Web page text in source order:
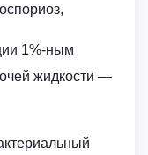
1%-ным
жидкости ―